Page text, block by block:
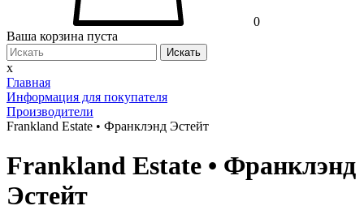
0
Ваша корзина пуста
Искать
x
Главная
Информация для покупателя
Производители
Frankland Estate • Франклэнд Эстейт
Frankland Estate • Франклэнд
Эстейт